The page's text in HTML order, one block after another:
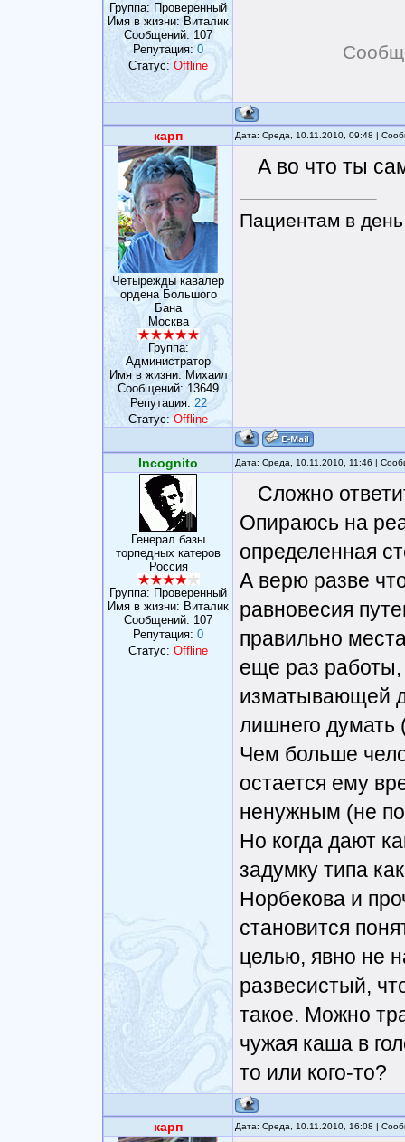
Группа: Проверенный
Имя в жизни: Виталик
Сообщений: 107
Репутация: 0
Статус: Offline
карп Дата: Среда, 10.11.2010, 09:48 |
Четырежды кавалер
ордена Большого
Бана
Москва
Группа:
Администратор
Имя в жизни: Михаил
Сообщений: 13649
Репутация: 22
Статус:Offline
А во что ты
Пациентам в
Incognito Дата: Среда, 10.11.2010, 11:46 |
Генерал базы
торпедных катеров
Россия
Группа: Проверенный
Имя в жизни: Виталик
Сообщений: 107
Репутация: 0
Статус: Offline
Сложно
Опираюсь на
определенная
А верю разве
равновесия
правильно
еще раз
изматывающей
лишнего думать
Чем больше
остается ему
ненужным (не
Но когда дают
задумку типа
Норбекова и
становится
целью, явно не
развесистый,
такое. Можно
чужая каша в
то или кого-то?
карп Дата: Среда, 10.11.2010, 16:08 |